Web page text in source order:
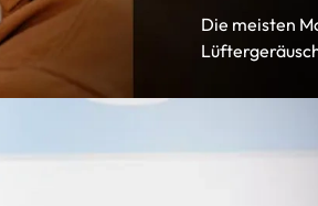
Die meisten